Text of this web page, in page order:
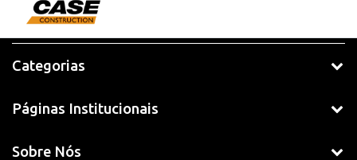
Categorias
Páginas Institucionais
Sobre Nós